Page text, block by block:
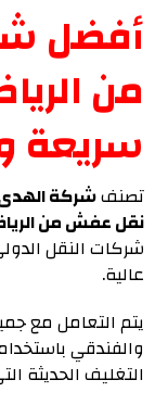
أفضل
من
سريعة
تصنفشركة
نقل عفش من
شركات النقل
عالية.
يتم التعامل مع
والفندقي
التغليف الحديثة